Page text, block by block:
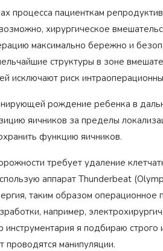
процесса пациенткам
хирургическое
максимально бережно и
структуры в зоне
исключают риск
рождение ребенка в
яичников за пределы
функцию яичников.
требует удаление
аппарат Thunderbeat
таким образом
например,
я подбираю строго
проводятся манипуляции.